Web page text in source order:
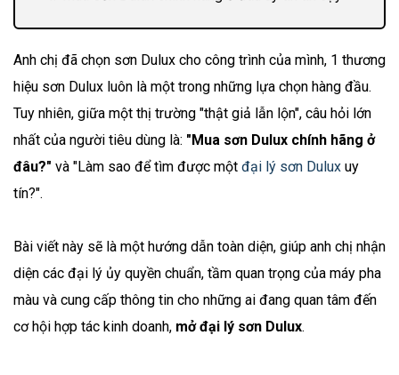
Anh chị đã chọn sơn Dulux cho công trình của mình, 1 thương
hiệu sơn Dulux luôn là một trong những lựa chọn hàng đầu.
Tuy nhiên, giữa một thị trường "thật giả lẫn lộn", câu hỏi lớn
nhất của người tiêu dùng là: "Mua sơn Dulux chính hãng ở
đâu?" và "Làm sao để tìm được một đại lý sơn Dulux uy
tín?".
Bài viết này sẽ là một hướng dẫn toàn diện, giúp anh chị nhận
diện các đại lý ủy quyền chuẩn, tầm quan trọng của máy pha
màu và cung cấp thông tin cho những ai đang quan tâm đến
cơ hội hợp tác kinh doanh, mở đại lý sơn Dulux.